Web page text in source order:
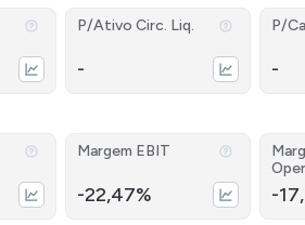
P/Ativo Circ. Liq.
-
P/
-
Margem EBIT
-22,47% -